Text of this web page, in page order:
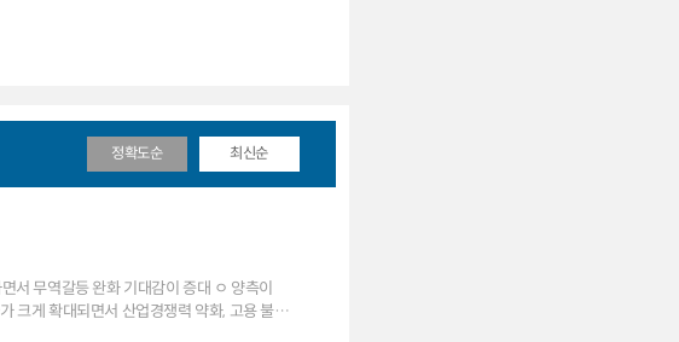
정확도순 최신순
서 무역갈등 완화 기대감이 증대 ㅇ 양측이